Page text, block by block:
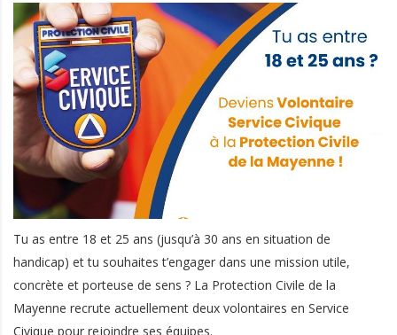
Tu as entre 18 et 25 ans (jusqu’à 30 ans en situation de
handicap) et tu souhaites t’engager dans une mission utile,
concrète et porteuse de sens ? La Protection Civile de la
Mayenne recrute actuellement deux volontaires en Service
Civique pour rejoindre ses équipes.